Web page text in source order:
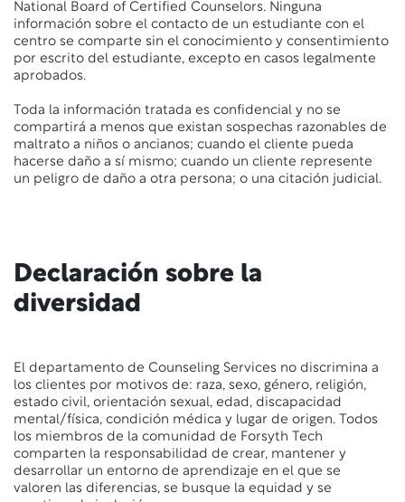
National Board of Certified Counselors. Ninguna
información sobre el contacto de un estudiante con el
centro se comparte sin el conocimiento y consentimiento
por escrito del estudiante, excepto en casos legalmente
aprobados.
Toda la información tratada es confidencial y no se
compartirá a menos que existan sospechas razonables de
maltrato a niños o ancianos; cuando el cliente pueda
hacerse daño a sí mismo; cuando un cliente represente
un peligro de daño a otra persona; o una citación judicial.
Declaración sobre la
diversidad
El departamento de Counseling Services no discrimina a
los clientes por motivos de: raza, sexo, género, religión,
estado civil, orientación sexual, edad, discapacidad
mental/física, condición médica y lugar de origen. Todos
los miembros de la comunidad de Forsyth Tech
comparten la responsabilidad de crear, mantener y
desarrollar un entorno de aprendizaje en el que se
valoren las diferencias, se busque la equidad y se